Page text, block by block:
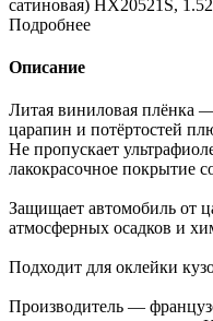
сатиновая)
Подробнее
Описание
Литая виниловая плёнка
царапин и потёртостей
Не пропускает
лакокрасочное покрытие
Защищает автомобиль от
атмосферных осадков и
Подходит для оклейки
Производитель —